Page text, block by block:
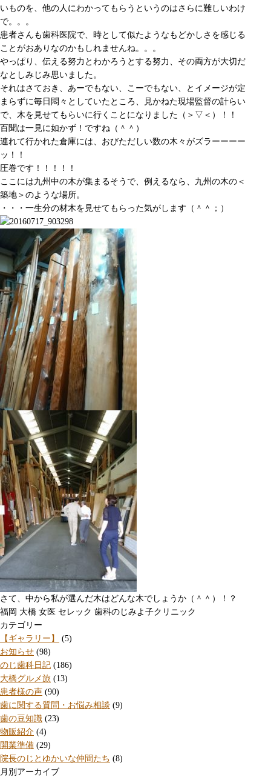
いものを、他の人にわかってもらうというのはさらに難しいわけ
で。。。
患者さんも歯科医院で、時として似たようなもどかしさを感じる
ことがおありなのかもしれませんね。。。
やっぱり、伝える努力とわかろうとする努力、その両方が大切だ
なとしみじみ思いました。
それはさておき、あーでもない、こーでもない、とイメージが定
まらずに毎日悶々としていたところ、見かねた現場監督の計らい
で、木を見せてもらいに行くことになりました（＞▽＜）！！
百聞は一見に如かず！ですね（＾＾）
連れて行かれた倉庫には、おびただしい数の木々がズラーーーー
ッ！！
圧巻です！！！！！
ここには九州中の木が集まるそうで、例えるなら、九州の木の＜
築地＞のような場所。
・・・一生分の材木を見せてもらった気がします（＾＾；）
さて、中から私が選んだ木はどんな木でしょうか（＾＾）！？
福岡 大橋 女医 セレック 歯科のじみよ子クリニック
カテゴリー
【ギャラリー】
(5)
お知らせ (98)
のじ歯科日記 (186)
大橋グルメ旅 (13)
患者様の声 (90)
歯に関する質問・お悩み相談 (9)
歯の豆知識 (23)
物販紹介 (4)
開業準備 (29)
院長のじとゆかいな仲間たち (8)
月別アーカイブ